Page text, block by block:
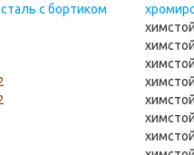
с бортиком